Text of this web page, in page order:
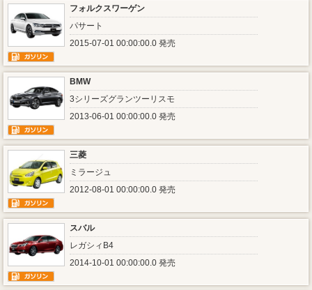
フォルクスワーゲン
パサート
2015-07-01 00:00:00.0 発売
BMW
3シリーズグランツーリスモ
2013-06-01 00:00:00.0 発売
三菱
ミラージュ
2012-08-01 00:00:00.0 発売
スバル
レガシィB4
2014-10-01 00:00:00.0 発売